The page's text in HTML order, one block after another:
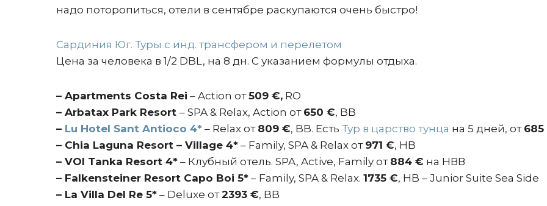
надо поторопиться, отели в сентябре раскупаются очень быстро!
Сардиния Юг. Туры с инд. трансфером и перелетом
Цена за человека в 1/2 DBL, на 8 дн. С указанием формулы отдыха.
– Apartments Costa Rei – Action от509 €, RO
– Arbatax Park Resort – SPA & Relax, Action от 650 €, BB
– Lu Hotel Sant Antioco 4* – Relax от 809 €, BB. Есть Тур в царство тунца на 5 дней, от 685
– Chia Laguna Resort – Village 4* – Family, SPA & Relax от 971 €, HB
– VOI Tanka Resort 4* – Клубный отель. SPA, Active, Family от 884 € на НВВ
– Falkensteiner Resort Capo Boi 5* – Family, SPA & Relax. 1735 €, HB – Junior Suite Sea Side
– La Villa Del Re 5* – Deluxe от2393 €, BB